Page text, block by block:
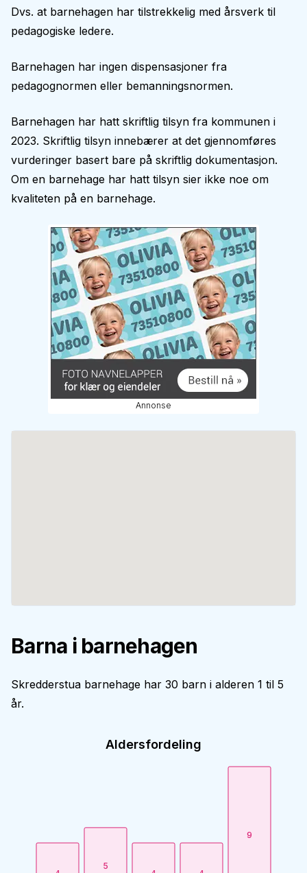
Dvs. at barnehagen har tilstrekkelig med årsverk til
pedagogiske ledere.
Barnehagen har ingen dispensasjoner fra
pedagognormen eller bemanningsnormen.
Barnehagen har hatt skriftlig tilsyn fra kommunen i
2023. Skriftlig tilsyn innebærer at det gjennomføres
vurderinger basert bare på skriftlig dokumentasjon.
Om en barnehage har hatt tilsyn sier ikke noe om
kvaliteten på en barnehage.
Annonse
Barna i barnehagen
Skredderstua barnehage har 30 barn i alderen 1 til 5
år.
Aldersfordeling
5
9